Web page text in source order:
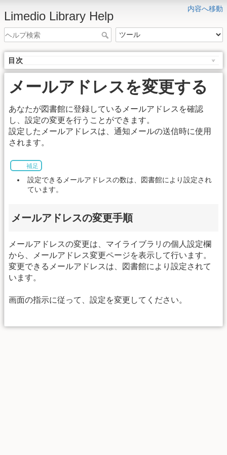
内容へ移動
Limedio Library Help
目次
メールアドレスを変更する
あなたが図書館に登録しているメールアドレスを確認
し、設定の変更を行うことができます。
設定したメールアドレスは、通知メールの送信時に使用
されます。
補足
設定できるメールアドレスの数は、図書館により設定され
ています。
メールアドレスの変更手順
メールアドレスの変更は、マイライブラリの個人設定欄
から、メールアドレス変更ページを表示して行います。
変更できるメールアドレスは、図書館により設定されて
います。
画面の指示に従って、設定を変更してください。